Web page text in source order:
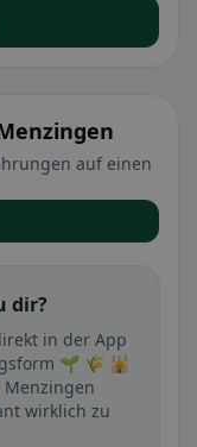
auf einen
dir?
in der App
🌱 🌾 🕌
Menzingen
wirklich zu